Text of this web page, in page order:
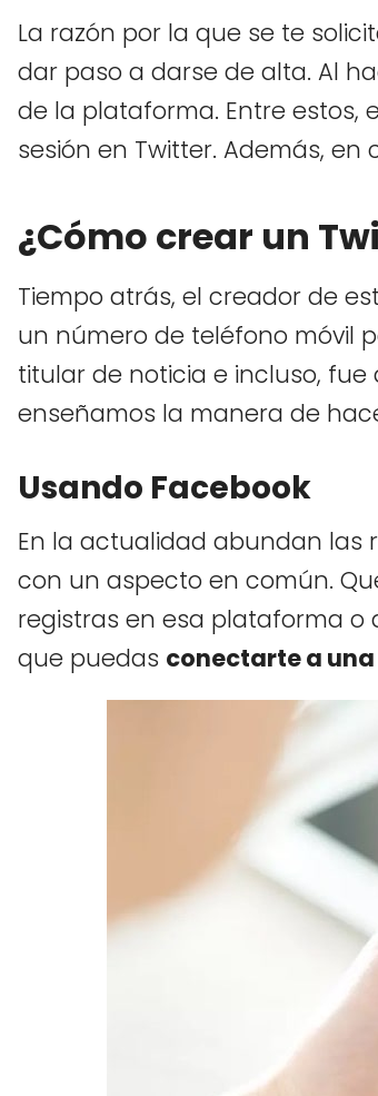
La razón por la que se te
dar paso a darse de alta. Al
de la plataforma. Entre
sesión en Twitter. Además,
¿Cómo crear un
Tiempo atrás, el creador de
un número de teléfono móvil
titular de noticia e incluso,
enseñamos la manera de
Usando Facebook
En la actualidad abundan las
con un aspecto en común.
registras en esa plataforma o
que puedas conectarte a